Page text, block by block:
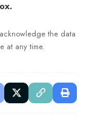
the data
at any time.